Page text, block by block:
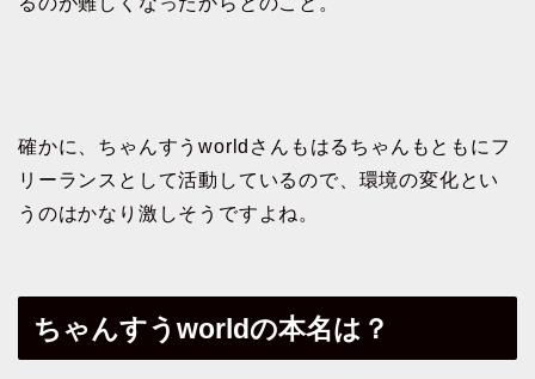
確かに、ちゃんすうworldさんもはるちゃんもともにフ
リーランスとして活動しているので、環境の変化とい
うのはかなり激しそうですよね。
ちゃんすうworldの本名は？